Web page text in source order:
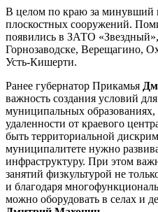
В целом по краю за минувший
плоскостных сооружений.
появились в ЗАТО
Горнозаводске, Верещагино,
Усть-Кишерти.
Ранее губернатор Прикамья
важность создания условий
муниципальных образованиях,
удаленности от краевого
быть территориальной
муниципалитете нужно
инфраструктуру. При этом
занятий физкультурой не
и благодаря
можно оборудовать в селах и